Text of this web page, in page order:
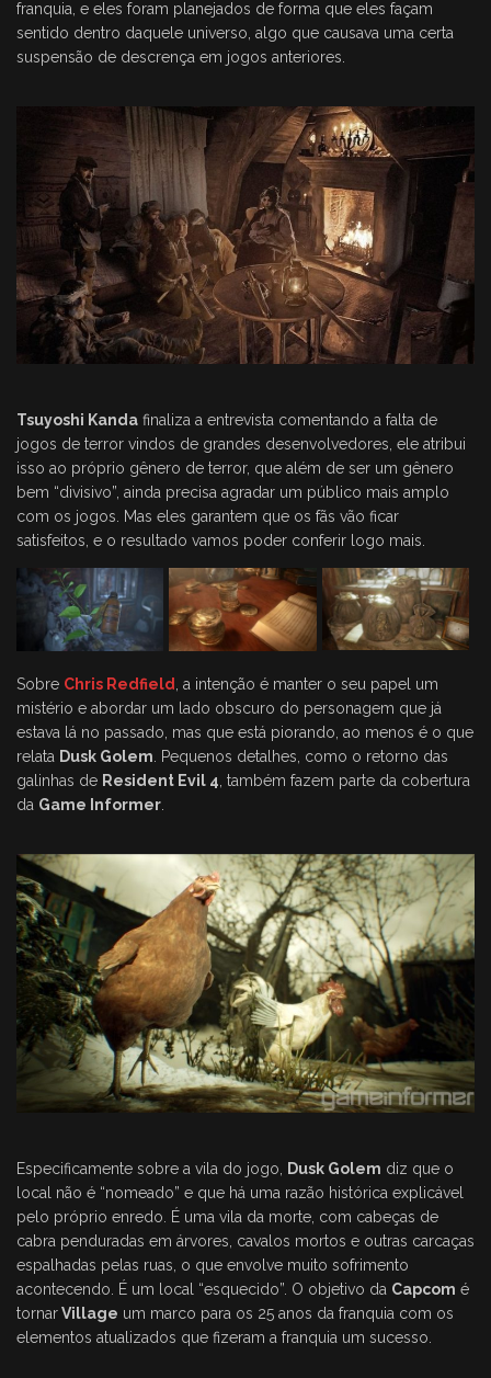
franquia, e eles foram planejados de forma que eles façam
sentido dentro daquele universo, algo que causava uma certa
suspensão de descrença em jogos anteriores.
Tsuyoshi Kanda finaliza a entrevista comentando a falta de
jogos de terror vindos de grandes desenvolvedores, ele atribui
isso ao próprio gênero de terror, que além de ser um gênero
bem “divisivo”, ainda precisa agradar um público mais amplo
com os jogos. Mas eles garantem que os fãs vão ficar
satisfeitos, e o resultado vamos poder conferir logo mais.
Sobre Chris Redfield
, a intenção é manter o seu papel um
mistério e abordar um lado obscuro do personagem que já
estava lá no passado, mas que está piorando, ao menos é o que
relata Dusk Golem . Pequenos detalhes, como o retorno das
galinhas de Resident Evil 4 , também fazem parte da cobertura
da Game Informer
Especificamente sobre a vila do jogo, Dusk Golem diz que o
local não é “nomeado” e que há uma razão histórica explicável
pelo próprio enredo. É uma vila da morte, com cabeças de
cabra penduradas em árvores, cavalos mortos e outras carcaças
espalhadas pelas ruas, o que envolve muito sofrimento
acontecendo. É um local “esquecido”. O objetivo da Capcom é
tornarVillage um marco para os 25 anos da franquia com os
elementos atualizados que fizeram a franquia um sucesso.